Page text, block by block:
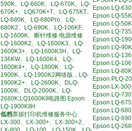
590K、LQ-660K、LQ-670K、LQ-
670K+、LQ670K+T、LQ-675KT、
LQ-680K、LQ-680Pro、LQ-
680K2、LQ-690K、LQ-106KF、
LQ-1600K、断针维修 电源维修
LQ-1600K2、LQ-1600K3、LQ-
1600K3+、LQ-1600K3H、LQ-
136KW、LQ-1600K4、LQ-
1600K4+、LQ-1800K、LQ-
1900K、LQ-1900K2网络版，LQ-
1900K2+、LQ-2600K、DLQ-
1000K、DLQ-2000K、LQ-
2680K;LQ1600KII电路图 Epson
LQ-1900KIIH
低档票据打印机维修服务中心
LX-300、LX-300+、LX-300+2、
Epson LQ-
Epson LQ-
Epson LQ-
Epson LQ-
Epson LQ-
Epson LQ-
Epson LQ-
Epson LQ-
Epson LQ-
Epson PLQ-
Epson LX-
Epson LQ-
Epson LQ-
Epson LQ-
Epson LQ-
Epson LQ-